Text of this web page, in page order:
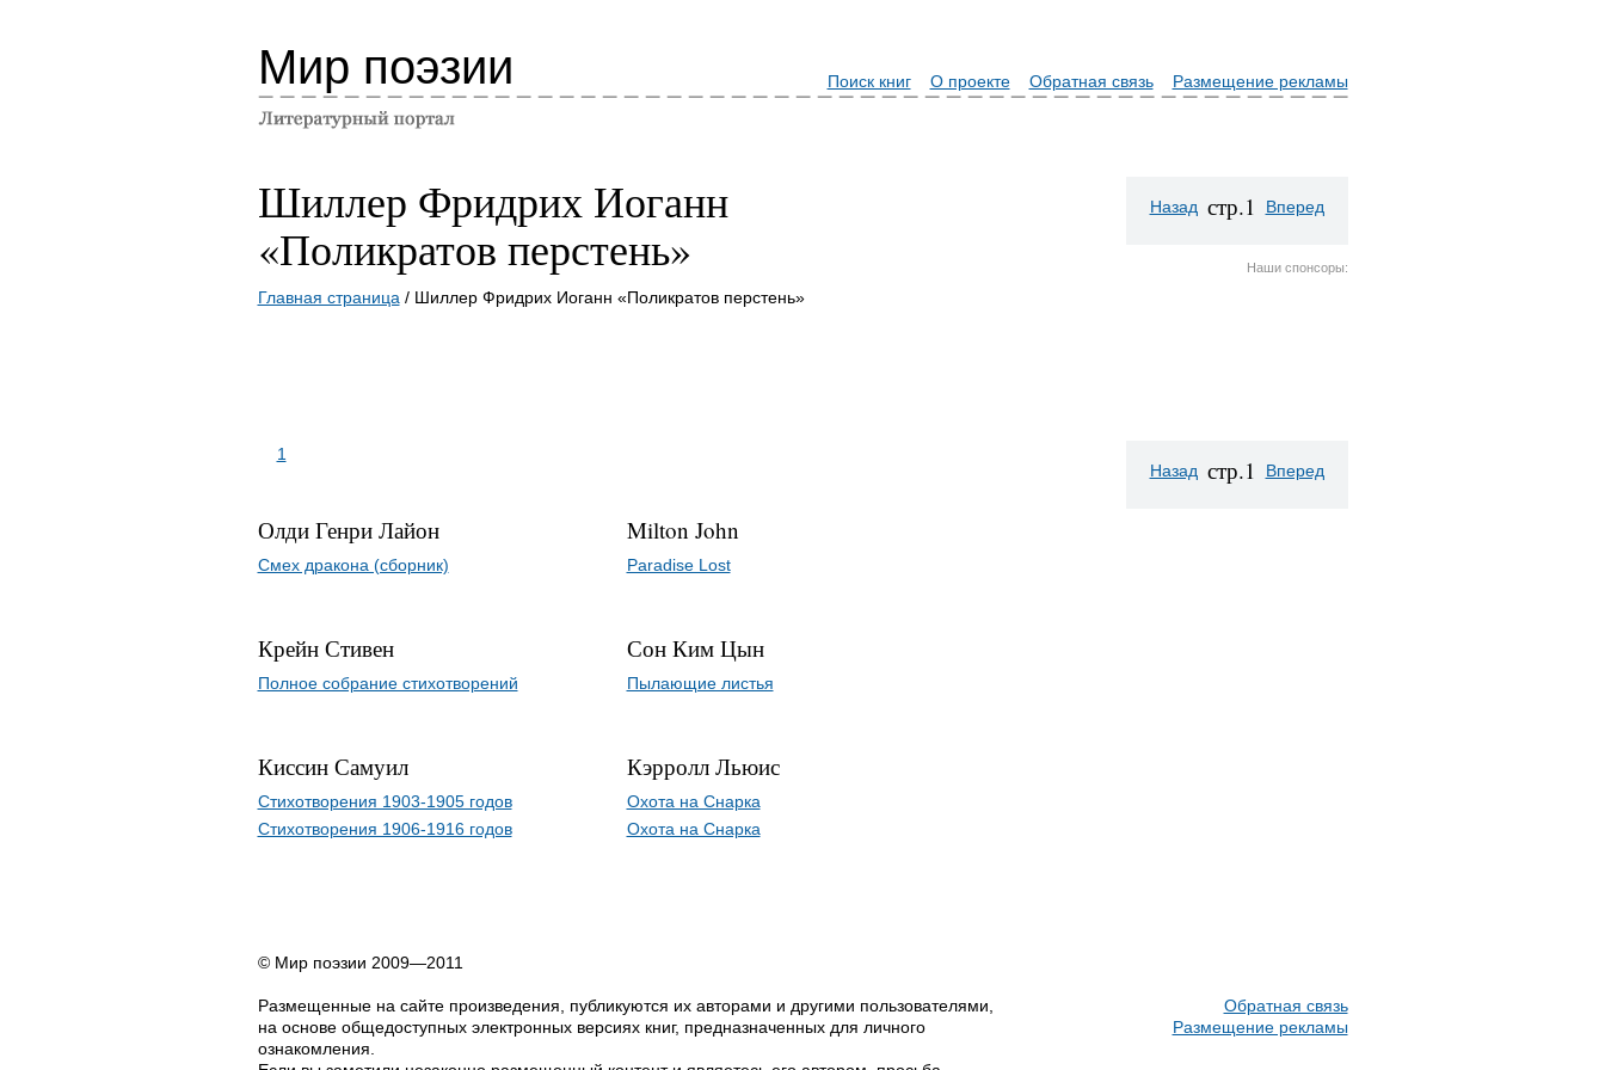
Мир поэзии Поиск книг О проекте Обратная связь Размещение рекламы
Шиллер Фридрих Иоганн
«Поликратов перстень»
Главная страница / Шиллер Фридрих Иоганн «Поликратов перстень»
Назад стр.1 Вперед
Наши спонсоры:
1
Олди Генри Лайон
Смех дракона (сборник)
Крейн Стивен
Полное собрание стихотворений
Киссин Самуил
Стихотворения 1903-1905 годов
Стихотворения 1906-1916 годов
Milton John
Paradise Lost
Сон Ким Цын
Пылающие листья
Кэрролл Льюис
Охота на Снарка
Охота на Снарка
Назад стр.1 Вперед
© Мир поэзии 2009—2011
Размещенные на сайте произведения, публикуются их авторами и другими пользователями,
на основе общедоступных электронных версиях книг, предназначенных для личного
ознакомления.
Обратная связь
Размещение рекламы